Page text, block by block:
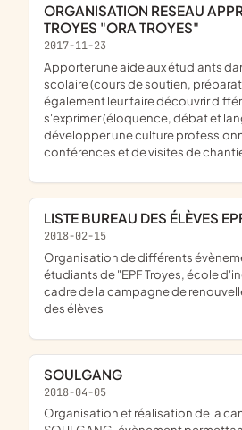
ORGANISATION RESEAU APPRENTISSAGE DE
TROYES "ORA TROYES"
2017-11-23
apporter une aide aux étudiants dans leur parcours
scolaire (cours de soutien,
également leur faire découvrir
s'exprimer (éloquence, débat et
développer une culture
conférences et de visites de
LISTE BUREAU DES ÉLÈVES
2018-02-15
organisation de différents évènements dédiés aux
étudiants de "EPF Troyes, école
cadre de la campagne de
des élèves
SOULGANG
2018-04-05
organisation et réalisation de la campagne BDE LISTE